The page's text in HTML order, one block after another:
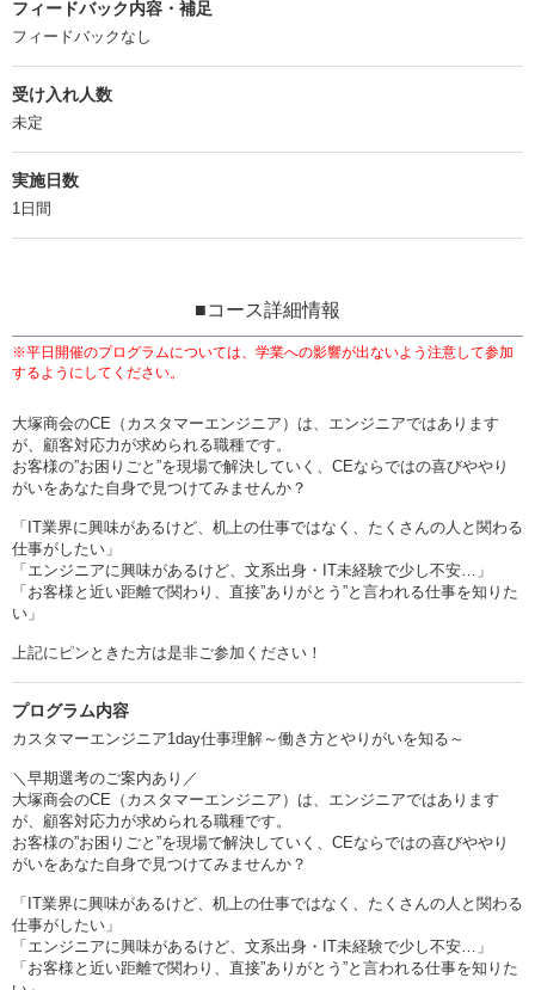
フィードバック内容・補足
フィードバックなし
受け入れ人数
未定
実施日数
1日間
■コース詳細情報
※平日開催のプログラムについては、学業への影響が出ないよう注意して参加
するようにしてください。
大塚商会のCE（カスタマーエンジニア）は、エンジニアではあります
が、顧客対応力が求められる職種です。
お客様の”お困りごと”を現場で解決していく、CEならではの喜びややり
がいをあなた自身で見つけてみませんか？
「IT業界に興味があるけど、机上の仕事ではなく、たくさんの人と関わる
仕事がしたい」
「エンジニアに興味があるけど、文系出身・IT未経験で少し不安…」
「お客様と近い距離で関わり、直接”ありがとう”と言われる仕事を知りた
い」
上記にピンときた方は是非ご参加ください！
プログラム内容
カスタマーエンジニア1day仕事理解～働き方とやりがいを知る～
＼早期選考のご案内あり／
大塚商会のCE（カスタマーエンジニア）は、エンジニアではあります
が、顧客対応力が求められる職種です。
お客様の”お困りごと”を現場で解決していく、CEならではの喜びややり
がいをあなた自身で見つけてみませんか？
「IT業界に興味があるけど、机上の仕事ではなく、たくさんの人と関わる
仕事がしたい」
「エンジニアに興味があるけど、文系出身・IT未経験で少し不安…」
「お客様と近い距離で関わり、直接”ありがとう”と言われる仕事を知りた